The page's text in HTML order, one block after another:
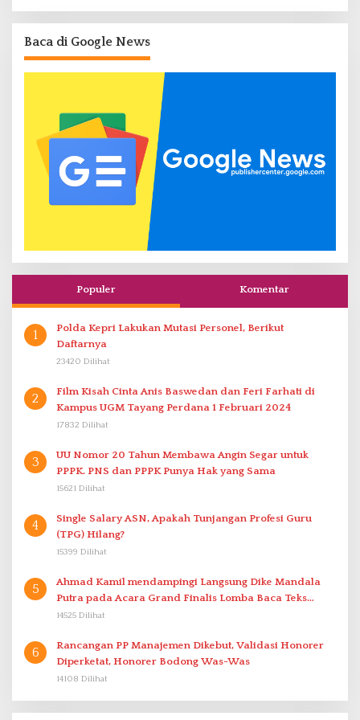
Baca di Google News
Populer Komentar
1
Polda Kepri Lakukan Mutasi Personel, Berikut
Daftarnya
23420 Dilihat
2
Film Kisah Cinta Anis Baswedan dan Feri Farhati di
Kampus UGM Tayang Perdana 1 Februari 2024
17832 Dilihat
3
UU Nomor 20 Tahun Membawa Angin Segar untuk
PPPK. PNS dan PPPK Punya Hak yang Sama
15621 Dilihat
4
Single Salary ASN, Apakah Tunjangan Profesi Guru
(TPG) Hilang?
15399 Dilihat
5
Ahmad Kamil mendampingi Langsung Dike Mandala
Putra pada Acara Grand Finalis Lomba Baca Teks
Proklamasi Mirip Bung Karno di Bali
14525 Dilihat
6
Rancangan PP Manajemen Dikebut, Validasi Honorer
Diperketat, Honorer Bodong Was-Was
14108 Dilihat